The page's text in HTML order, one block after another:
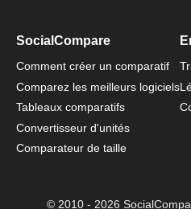
SocialCompare
Comment créer un comparatif
Comparez les meilleurs logiciels
Tableaux comparatifs
Convertisseur d'unités
Comparateur de taille
© 2010 - 2026